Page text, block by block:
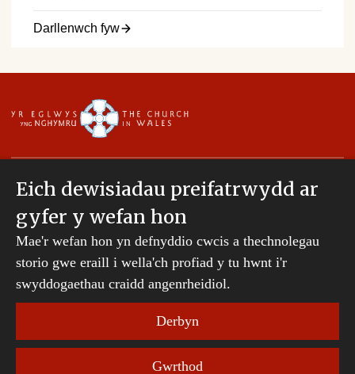
Darllenwch fyw
Hawlfraint © 2007-2026 Esgobaeth Tyddewi. Cedwir
pob hawl.
Mae Bwrdd Cyllid Esgobaeth Tyddewi yn gwmni
sydd wedi'i gofrestru yng Nghymru a Lloegr.
Telerau ac Amodau Gwefan|Cwcis|Cefnogaeth o
Hysbysiad preifatrwydd|
Eich dewisiadau preifatrwydd ar
gyfer y wefan hon
Mae'r wefan hon yn defnyddio cwcis a thechnolegau
storio gwe eraill i wella'ch profiad y tu hwnt i'r
swyddogaethau craidd angenrheidiol.
Derbyn
Gwrthod